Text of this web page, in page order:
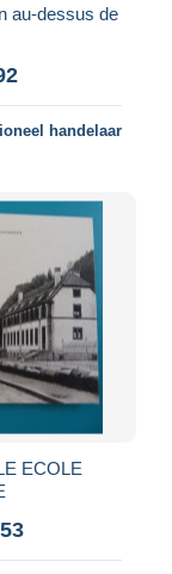
au-dessus de
handelaar